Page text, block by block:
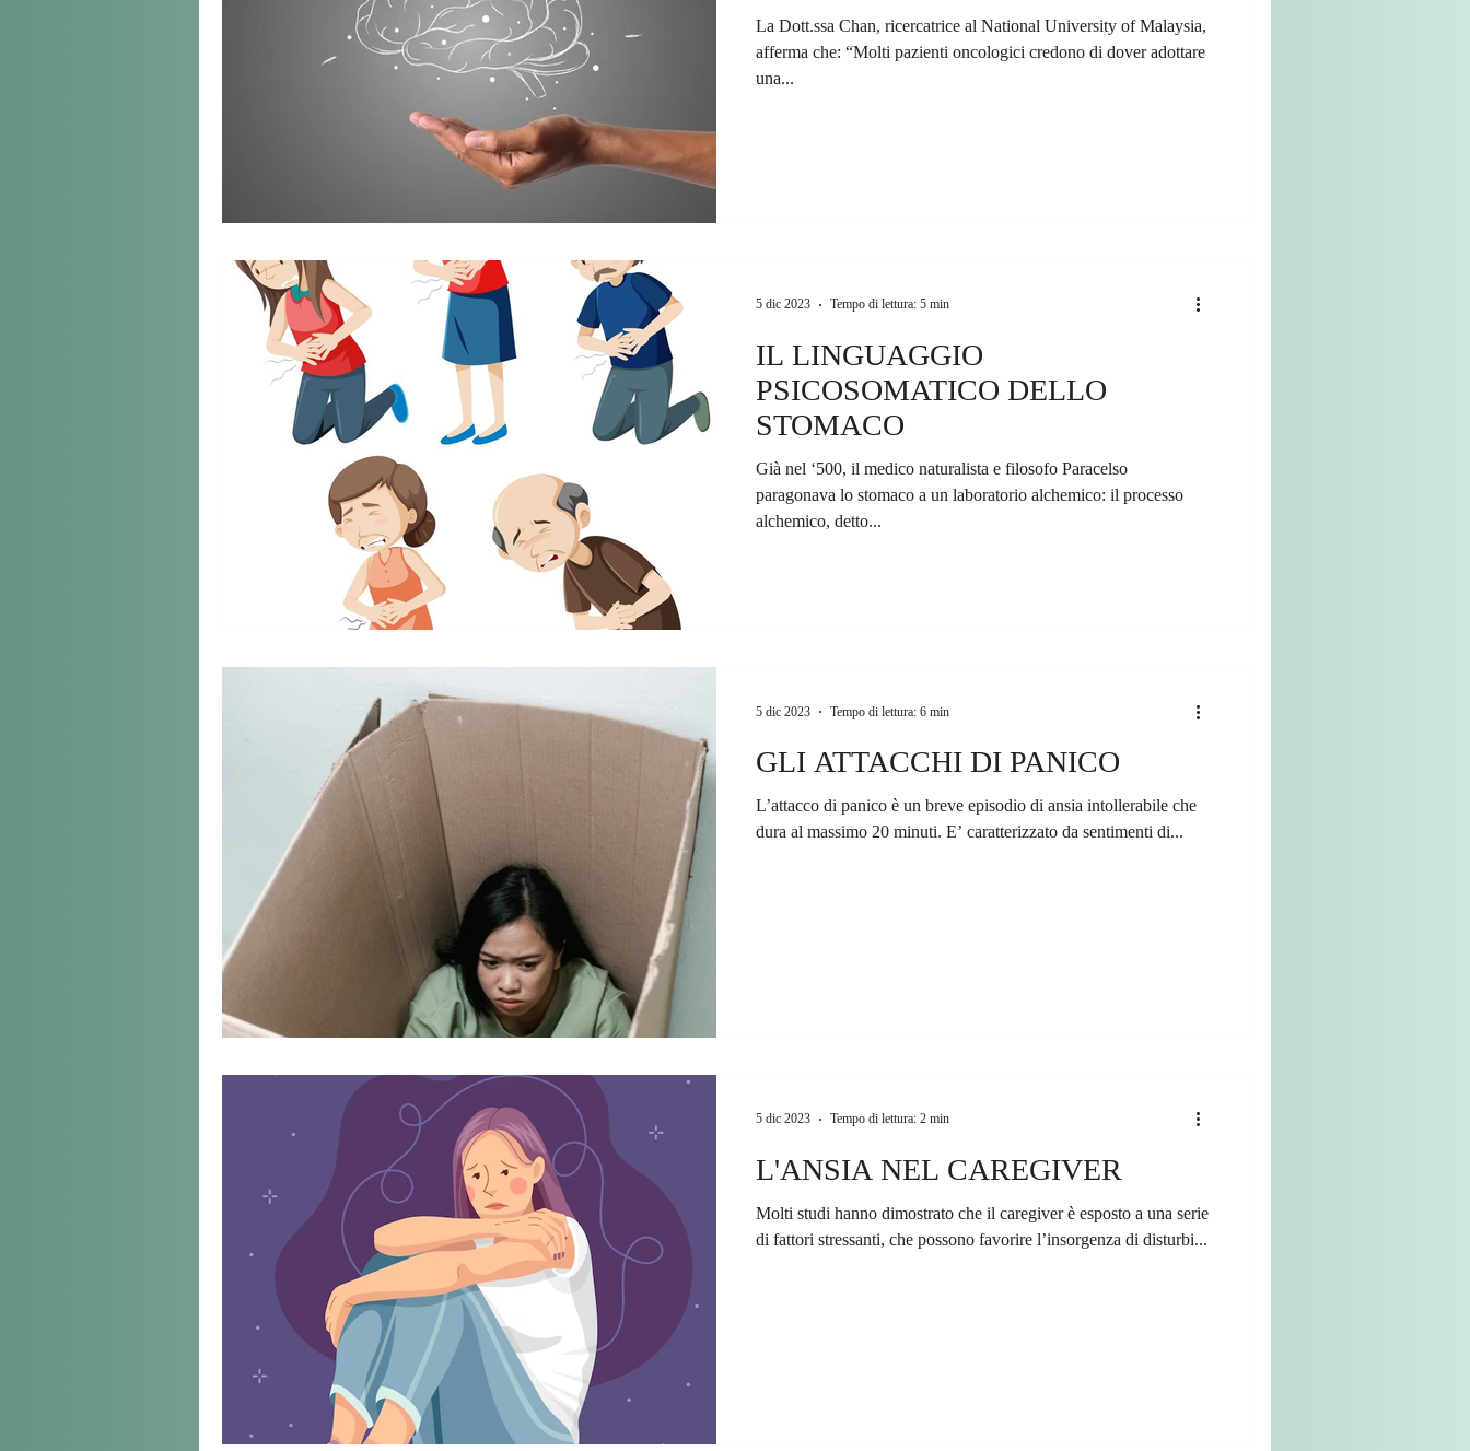
La Dott.ssa Chan, ricercatrice al National University of Malaysia,
afferma che: “Molti pazienti oncologici credono di dover adottare
una...
IL LINGUAGGIO
PSICOSOMATICO DELLO
STOMACO
Già nel ‘500, il medico naturalista e filosofo Paracelso
paragonava lo stomaco a un laboratorio alchemico: il processo
alchemico, detto...
5 dic 2023 Tempo di lettura: 5 min
GLI ATTACCHI DI PANICO
L’attacco di panico è un breve episodio di ansia intollerabile che
dura al massimo 20 minuti. E’ caratterizzato da sentimenti di...
5 dic 2023 Tempo di lettura: 6 min
L'ANSIA NEL CAREGIVER
Molti studi hanno dimostrato che il caregiver è esposto a una serie
di fattori stressanti, che possono favorire l’insorgenza di disturbi...
5 dic 2023 Tempo di lettura: 2 min